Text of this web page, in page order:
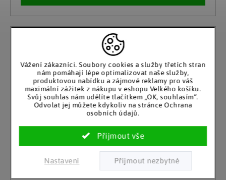
Vážení zákazníci. Soubory cookies a služby třetích stran
nám pomáhají lépe optimalizovat naše služby,
produktovou nabídku a zájmové reklamy pro váš
maximální zážitek z nákupu v eshopu Velkého košíku.
Svůj souhlas nám udělíte tlačítkem „OK, souhlasím“.
Odvolat jej můžete kdykoliv na stránce Ochrana
osobních údajů.
Nastavení